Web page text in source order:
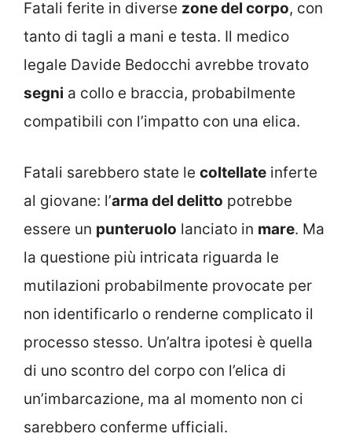
Fatali ferite in diverse zone del corpo, con
tanto di tagli a mani e testa. Il medico
legale Davide Bedocchi avrebbe trovato
segni a collo e braccia, probabilmente
compatibili con l’impatto con una elica.
Fatali sarebbero state le coltellate inferte
al giovane: l’arma del delitto potrebbe
essere un punteruolo lanciato in mare. Ma
la questione più intricata riguarda le
mutilazioni probabilmente provocate per
non identificarlo o renderne complicato il
processo stesso. Un’altra ipotesi è quella
di uno scontro del corpo con l’elica di
un’imbarcazione, ma al momento non ci
sarebbero conferme ufficiali.